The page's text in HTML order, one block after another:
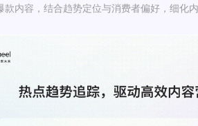
款内容，结合趋势定位与消费者偏好，细化